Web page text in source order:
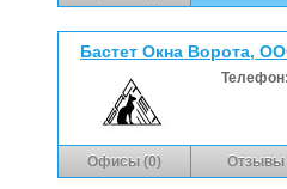
Бастет Окна Ворота,
Офисы (0) Отзывы